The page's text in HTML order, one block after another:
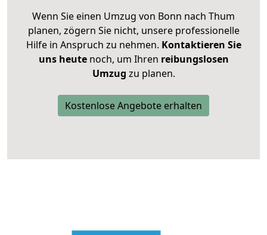
Wenn Sie einen Umzug von Bonn nach Thum
planen, zögern Sie nicht, unsere professionelle
Hilfe in Anspruch zu nehmen. Kontaktieren Sie
uns heutenoch, um Ihren reibungslosen
Umzug zu planen.
Kostenlose Angebote erhalten